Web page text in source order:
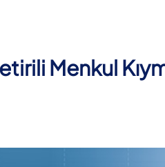
Menkul